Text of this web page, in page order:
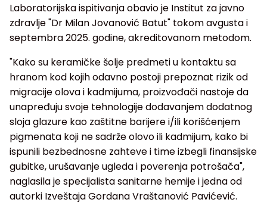
Laboratorijska ispitivanja obavio je Institut za javno
zdravlje "Dr Milan Jovanović Batut" tokom avgusta i
septembra 2025. godine, akreditovanom metodom.
"Kako su keramičke šolje predmeti u kontaktu sa
hranom kod kojih odavno postoji prepoznat rizik od
migracije olova i kadmijuma, proizvođači nastoje da
unapređuju svoje tehnologije dodavanjem dodatnog
sloja glazure kao zaštitne barijere i/ili korišćenjem
pigmenata koji ne sadrže olovo ili kadmijum, kako bi
ispunili bezbednosne zahteve i time izbegli finansijske
gubitke, urušavanje ugleda i poverenja potrošača",
naglasila je specijalista sanitarne hemije i jedna od
autorki Izveštaja Gordana Vraštanović Pavićević.